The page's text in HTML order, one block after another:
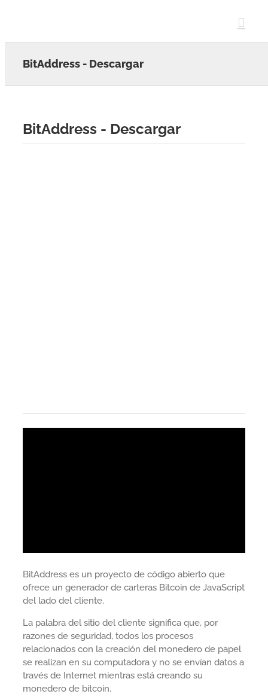
BitAddress - Descargar
BitAddress - Descargar
BitAddress es un proyecto de código abierto que
ofrece un generador de carteras Bitcoin de JavaScript
del lado del cliente.
La palabra del sitio del cliente significa que, por
razones de seguridad, todos los procesos
relacionados con la creación del monedero de papel
se realizan en su computadora y no se envían datos a
través de Internet mientras está creando su
monedero de bitcoin.